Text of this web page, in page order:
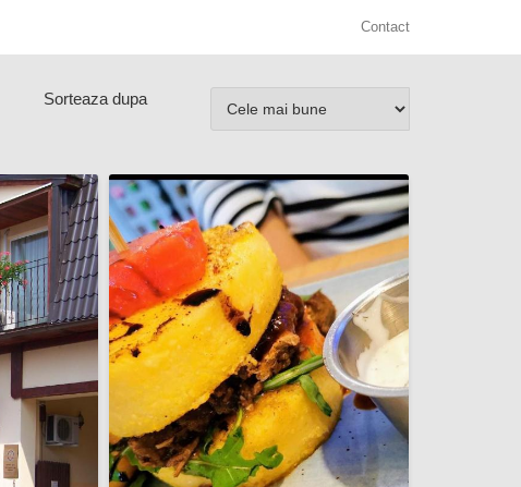
Contact
Sorteaza dupa